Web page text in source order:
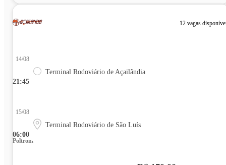
12 vagas
21:45
14/08
Terminal Rodoviário de Açailândia
06:00
15/08
Terminal Rodoviário de São Luís
Poltrona